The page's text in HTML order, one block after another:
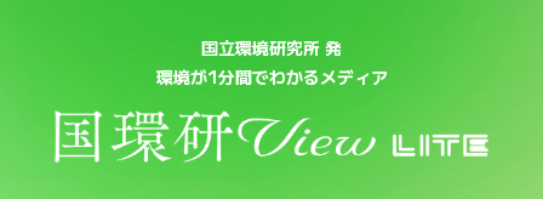
国立環境研究所 発
環境が1分間でわかるメディア